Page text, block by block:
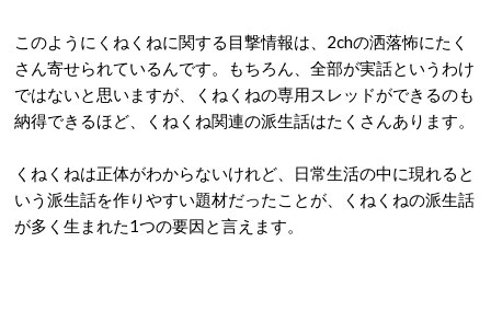
このようにくねくねに関する目撃情報は、2chの洒落怖にたく
さん寄せられているんです。もちろん、全部が実話というわけ
ではないと思いますが、くねくねの専用スレッドができるのも
納得できるほど、くねくね関連の派生話はたくさんあります。
くねくねは正体がわからないけれど、日常生活の中に現れると
いう派生話を作りやすい題材だったことが、くねくねの派生話
が多く生まれた1つの要因と言えます。